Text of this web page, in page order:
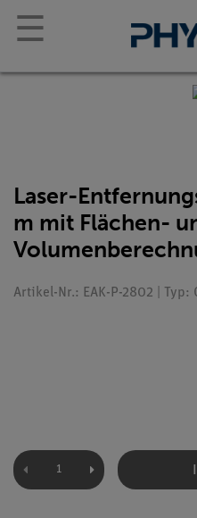
☰
Laser-
m mit Flächen-
Artikel-Nr.: EAK-P-2802 | Typ: